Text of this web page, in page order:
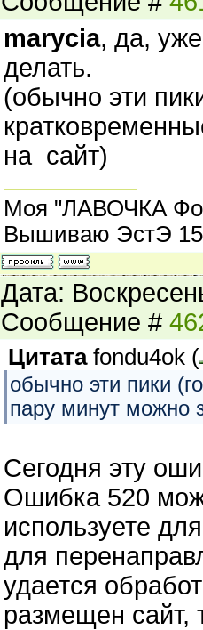
marycia, да,
делать.
(обычно эти
на сайт)
Моя "ЛАВОЧКА
Вышиваю ЭстЭ
Дата:
Сообщение #
Цитата fondu4ok (
обычно эти пики
пару минут можно
Сегодня эту
Ошибка 520
используете
для
удается
размещен сайт,